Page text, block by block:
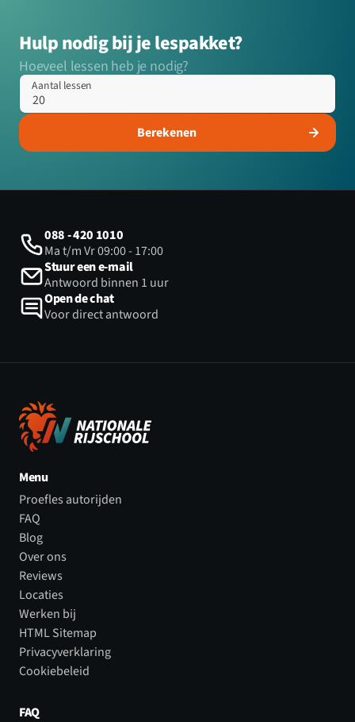
Hulp nodig bij je lespakket?
Hoeveel lessen heb je nodig?
Aantal lessen
Berekenen
088 - 420 1010
Ma t/m Vr 09:00 - 17:00
Stuur een e-mail
Antwoord binnen 1 uur
Open de chat
Voor direct antwoord
Menu
Proefles autorijden
FAQ
Blog
Over ons
Reviews
Locaties
Werken bij
HTML Sitemap
Privacyverklaring
Cookiebeleid
FAQ